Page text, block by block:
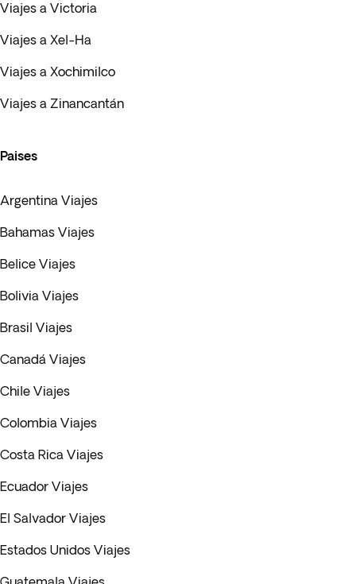
Viajes a Victoria
Viajes a Xel-Ha
Viajes a Xochimilco
Viajes a Zinancantán
Paises
Argentina Viajes
Bahamas Viajes
Belice Viajes
Bolivia Viajes
Brasil Viajes
Canadá Viajes
Chile Viajes
Colombia Viajes
Costa Rica Viajes
Ecuador Viajes
El Salvador Viajes
Estados Unidos Viajes